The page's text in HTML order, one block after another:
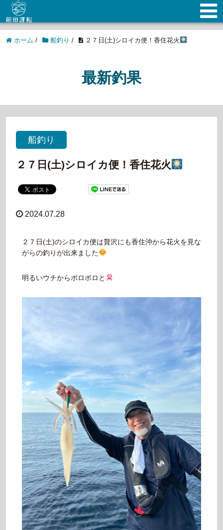
ホーム / 船釣り / ２７日(土)シロイカ便！香住花火
最新釣果
船釣り
２７日(土)シロイカ便！香住花火
2024.07.28
２７日(土)のシロイカ便は贅沢にも香住沖から花火を見な
がらの釣りが出来ました
明るいウチからポロポロと